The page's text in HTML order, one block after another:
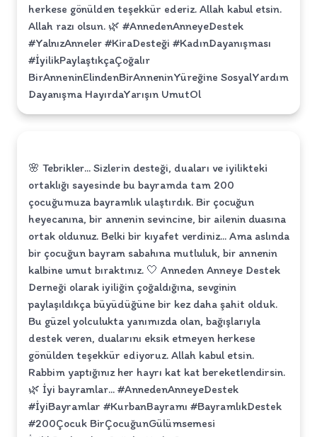
herkese gönülden teşekkür ederiz. Allah kabul etsin.
Allah razı olsun. 🌿 #AnnedenAnneyeDestek
#YalnızAnneler #KiraDesteği #KadınDayanışması
#İyilikPaylaştıkçaÇoğalır
BirAnneninElindenBirAnneninYüreğine SosyalYardım
Dayanışma HayırdaYarışın UmutOl
🌸 Tebrikler... Sizlerin desteği, duaları ve iyilikteki
ortaklığı sayesinde bu bayramda tam 200
çocuğumuza bayramlık ulaştırdık. Bir çocuğun
heyecanına, bir annenin sevincine, bir ailenin duasına
ortak oldunuz. Belki bir kıyafet verdiniz... Ama aslında
bir çocuğun bayram sabahına mutluluk, bir annenin
kalbine umut bıraktınız. 🤍 Anneden Anneye Destek
Derneği olarak iyiliğin çoğaldığına, sevginin
paylaşıldıkça büyüdüğüne bir kez daha şahit olduk.
Bu güzel yolculukta yanımızda olan, bağışlarıyla
destek veren, dualarını eksik etmeyen herkese
gönülden teşekkür ediyoruz. Allah kabul etsin.
Rabbim yaptığınız her hayrı kat kat bereketlendirsin.
🌿 İyi bayramlar... #AnnedenAnneyeDestek
#İyiBayramlar #KurbanBayramı #BayramlıkDestek
#200Çocuk BirÇocuğunGülümsemesi